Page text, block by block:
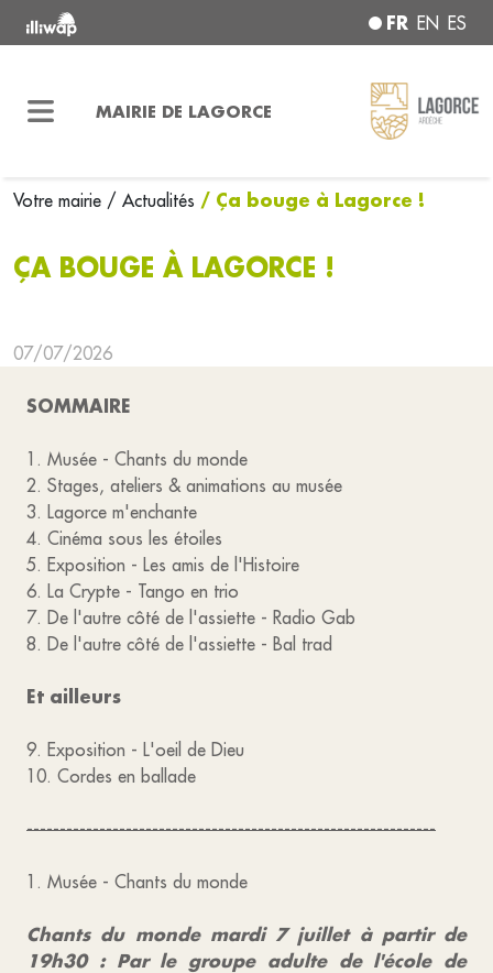
FR EN ES
MAIRIE DE LAGORCE
Votre mairie / Actualités / Ça bouge à Lagorce !
ÇA BOUGE À LAGORCE !
07/07/2026
SOMMAIRE
1. Musée - Chants du monde
2. Stages, ateliers & animations au musée
3. Lagorce m'enchante
4. Cinéma sous les étoiles
5. Exposition - Les amis de l'Histoire
6. La Crypte - Tango en trio
7. De l'autre côté de l'assiette - Radio Gab
8. De l'autre côté de l'assiette - Bal trad
Et ailleurs
9. Exposition - L'oeil de Dieu
10. Cordes en ballade
--------------------------------------------------------------
1. Musée - Chants du monde
Chants du monde mardi 7 juillet à partir de
19h30 : Par le groupe adulte de l'école de